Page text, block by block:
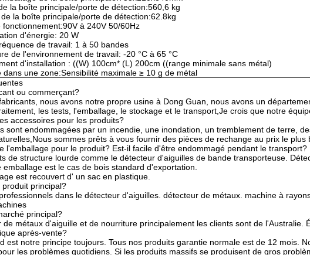
la boîte principale/porte de détection:560,6 kg
la boîte principale/porte de détection:62.8kg
fonctionnement:90V à 240V 50/60Hz
d'énergie: 20 W
de travail: 1 à 50 bandes
de l'environnement de travail: -20 °C à 65 °C
d'installation : ((W) 100cm* (L) 200cm ((range minimale sans métal)
dans une zone:Sensibilité maximale ≥ 10 g de métal
ou commerçant?
nous avons notre propre usine à Dong Guan, nous avons un
les tests, l'emballage, le stockage et le transport,Je crois que notre
accessoires pour les produits?
sont endommagées par un incendie, une inondation, un tremblement de terre,
sommes prêts à vous fournir des pièces de rechange au prix le plus
l'emballage pour le produit? Est-il facile d'être endommagé pendant le transport?
de structure lourde comme le détecteur d'aiguilles de bande transporteuse.
emballage est le cas de bois standard d'exportation.
est recouvert d' un sac en plastique.
principal?
dans le détecteur d'aiguilles. détecteur de métaux. machine à
principal?
de métaux d'aiguille et de nourriture principalement les clients sont de l'Australie.
après-vente?
est notre principe toujours. Tous nos produits garantie normale est de 12 mois.
les problèmes quotidiens. Si les produits massifs se produisent de gros